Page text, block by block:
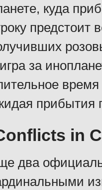
куда
предстоит
за
время
прибытия
in
два